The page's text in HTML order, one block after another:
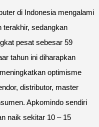
di Indonesia mengalami
terakhir, sedangkan
pesat sebesar 59
tahun ini diharapkan
optimisme
distributor, master
Apkomindo sendiri
naik sekitar 10 – 15